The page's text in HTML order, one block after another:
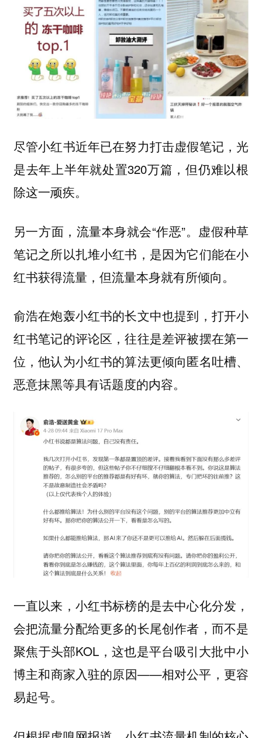
尽管小红书近年已在努力打击虚假笔记，光
是去年上半年就处置320万篇，但仍难以根
除这一顽疾。
另一方面，流量本身就会“作恶”。虚假种草
笔记之所以扎堆小红书，是因为它们能在小
红书获得流量，但流量本身就有所倾向。
俞浩在炮轰小红书的长文中也提到，打开小
红书笔记的评论区，往往是差评被摆在第一
位，他认为小红书的算法更倾向匿名吐槽、
恶意抹黑等具有话题度的内容。
一直以来，小红书标榜的是去中心化分发，
会把流量分配给更多的长尾创作者，而不是
聚焦于头部KOL，这也是平台吸引大批中小
博主和商家入驻的原因——相对公平，更容
易起号。